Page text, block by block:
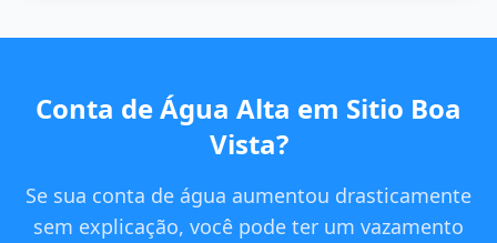
Conta de Água Alta em Sitio Boa
Vista?
Se sua conta de água aumentou drasticamente
sem explicação, você pode ter um vazamento